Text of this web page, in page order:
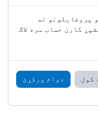
پروفایلونو ته
کارن حساب سره لاګ
کول دوام ورکړئ